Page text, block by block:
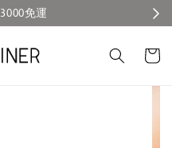
免運